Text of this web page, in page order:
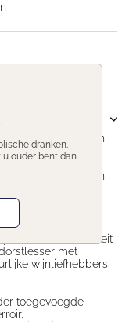
rosé van
hart van Istrië.
inheemse gisten,
levendige rosé
van wilde
mineraliteit
met
wijnliefhebbers
toegevoegde
dranken.
u ouder bent dan